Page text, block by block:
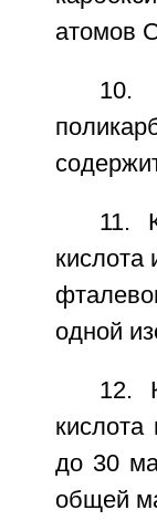
атомов
10.
11.
кислота
одной
12.
кислота
до 30
общей